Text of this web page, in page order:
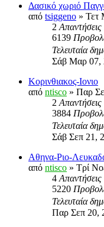
Δασικό χωριό
από tsiggeno » Τετ
2 Απαντήσεις
6139
Τελευταία
Σάβ Μαρ 07,
Κορινθιακος-Ιονιο
από ntisco » Παρ
2 Απαντήσεις
3884
Τελευταία
Σάβ Σεπ 21,
Αθηνα-Ριο-
από ntisco » Τρί
4 Απαντήσεις
5220
Τελευταία
Παρ Σεπ 20,